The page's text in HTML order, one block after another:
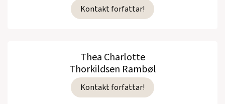
Kontakt forfattar!
Thea Charlotte
Thorkildsen Rambøl
Kontakt forfattar!